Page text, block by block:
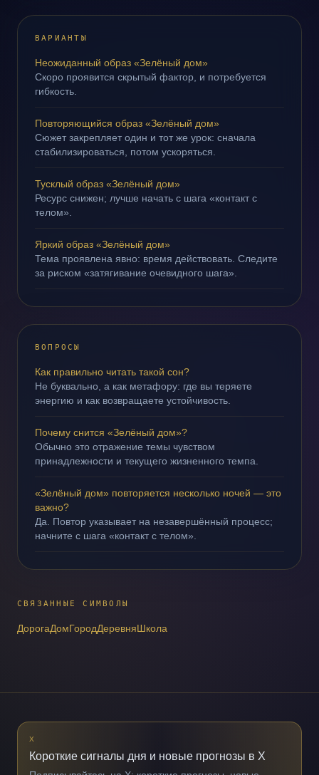
ВАРИАНТЫ
Неожиданный образ «Зелёный дом»
Скоро проявится скрытый фактор, и потребуется
гибкость.
Повторяющийся образ «Зелёный дом»
Сюжет закрепляет один и тот же урок: сначала
стабилизироваться, потом ускоряться.
Тусклый образ «Зелёный дом»
Ресурс снижен; лучше начать с шага «контакт с
телом».
Яркий образ «Зелёный дом»
Тема проявлена явно: время действовать. Следите
за риском «затягивание очевидного шага».
ВОПРОСЫ
Как правильно читать такой сон?
Не буквально, а как метафору: где вы теряете
энергию и как возвращаете устойчивость.
Почему снится «Зелёный дом»?
Обычно это отражение темы чувством
принадлежности и текущего жизненного темпа.
«Зелёный дом» повторяется несколько ночей — это
важно?
Да. Повтор указывает на незавершённый процесс;
начните с шага «контакт с телом».
СВЯЗАННЫЕ СИМВОЛЫ
ДорогаДомГородДеревняШкола
X
Короткие сигналы дня и новые прогнозы в X